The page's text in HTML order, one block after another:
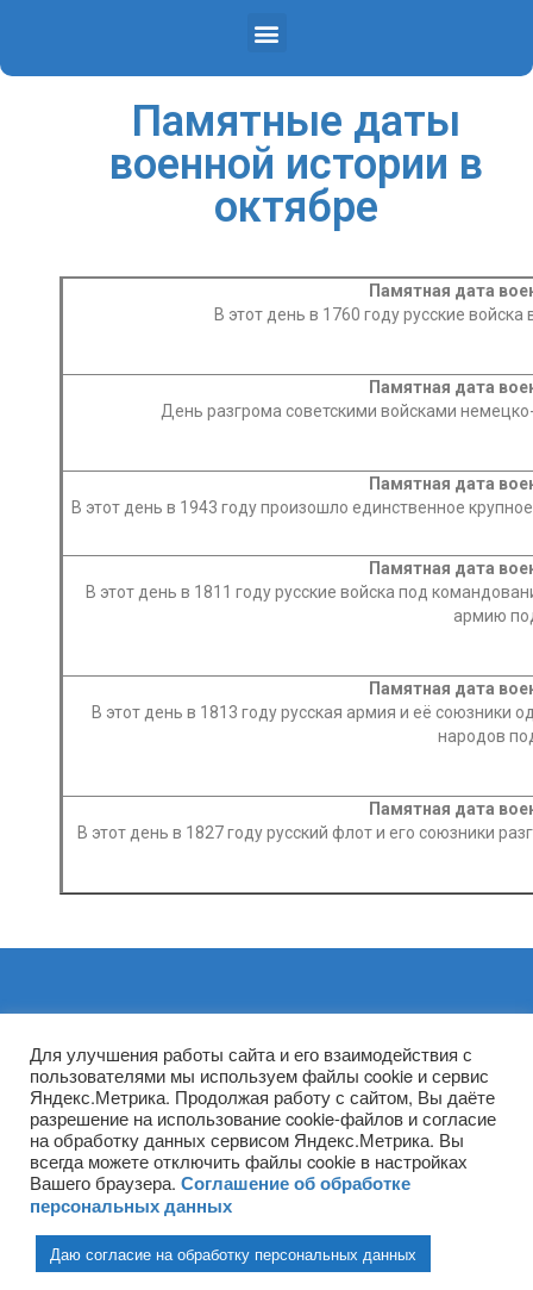
Памятные даты
военной истории в
октябре
Памятная дата
В этот день в 1760 году русские
Памятная дата
День разгрома советскими войсками
Памятная дата
В этот день в 1943 году произошло единственное
Памятная дата
В этот день в 1811 году русские войска под
армию
Памятная дата
В этот день в 1813 году русская армия и её
народов
Памятная дата
В этот день в 1827 году русский флот и его союзники
Архивы
(ГПОУ ТО «НТПБ») 2020 г. ©
Для улучшения работы сайта и его взаимодействия с
пользователями мы используем файлы cookie и сервис
Яндекс.Метрика. Продолжая работу с сайтом, Вы даёте
разрешение на использование cookie-файлов и согласие
на обработку данных сервисом Яндекс.Метрика. Вы
всегда можете отключить файлы cookie в настройках
Вашего браузера. Соглашение об обработке
персональных данных
Даю согласие на обработку персональных данных